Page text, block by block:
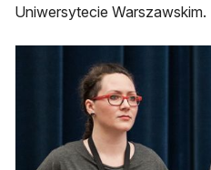
Uniwersytecie Warszawskim.